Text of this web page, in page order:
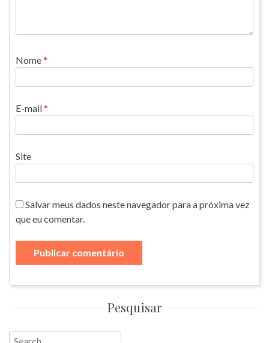
Nome*
E-mail*
Site
Salvar meus dados neste navegador para a próxima vez
que eu comentar.
Pesquisar
Search